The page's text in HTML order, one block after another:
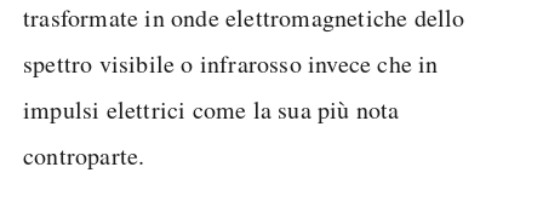
trasformate in onde elettromagnetiche dello
spettro visibile o infrarosso invece che in
impulsi elettrici come la sua più nota
controparte.